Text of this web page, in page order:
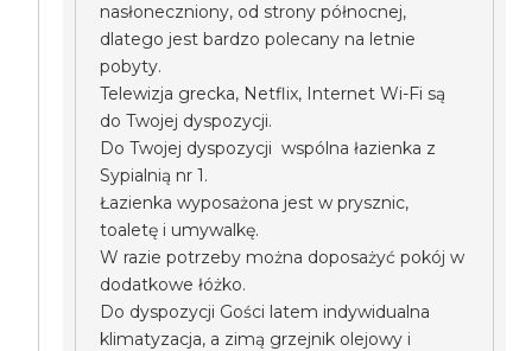
nasłoneczniony, od strony północnej,
dlatego jest bardzo polecany na letnie
pobyty.
Telewizja grecka, Netflix, Internet Wi-Fi są
do Twojej dyspozycji.
Do Twojej dyspozycji wspólna łazienka z
Sypialnią nr 1.
Łazienka wyposażona jest w prysznic,
toaletę i umywalkę.
W razie potrzeby można doposażyć pokój w
dodatkowe łóżko.
Do dyspozycji Gości latem indywidualna
klimatyzacja, a zimą grzejnik olejowy i